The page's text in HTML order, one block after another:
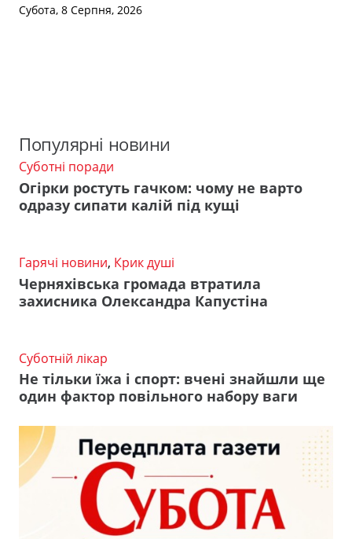
Субота, 8 Серпня, 2026
Популярні новини
Суботні поради
Огірки ростуть гачком: чому не варто
одразу сипати калій під кущі
Гарячі новини, Крик душі
Черняхівська громада втратила
захисника Олександра Капустіна
Суботній лікар
Не тільки їжа і спорт: вчені знайшли ще
один фактор повільного набору ваги